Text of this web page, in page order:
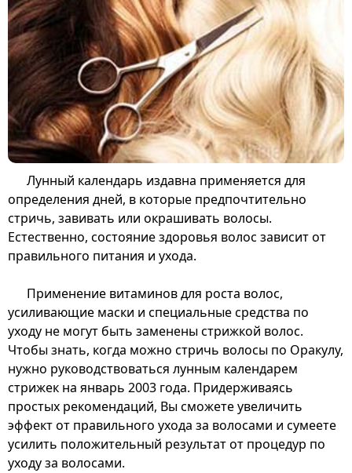
Лунный календарь издавна применяется для
определения дней, в которые предпочтительно
стричь, завивать или окрашивать волосы.
Естественно, состояние здоровья волос зависит от
правильного питания и ухода.
Применение витаминов для роста волос,
усиливающие маски и специальные средства по
уходу не могут быть заменены стрижкой волос.
Чтобы знать, когда можно стричь волосы по Оракулу,
нужно руководствоваться лунным календарем
стрижек на январь 2003 года. Придерживаясь
простых рекомендаций, Вы сможете увеличить
эффект от правильного ухода за волосами и сумеете
усилить положительный результат от процедур по
уходу за волосами.